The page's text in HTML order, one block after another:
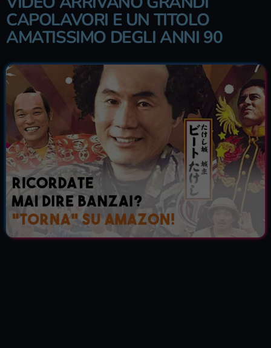
CAPOLAVORI E UN TITOLO
AMATISSIMO DEGLI ANNI 90